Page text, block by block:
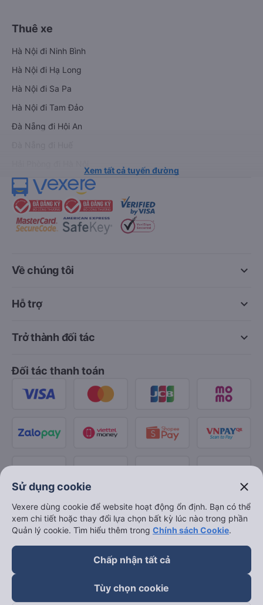
Thuê xe
Hà Nội đi Ninh Bình
Hà Nội đi Hạ Long
Hà Nội đi Sa Pa
Hà Nội đi Tam Đảo
Đà Nẵng đi Hội An
Xem tất cả tuyến đường
keyboard_arrow_down
Về chúng tôi
keyboard_arrow_down
Hỗ trợ
keyboard_arrow_down
Trở thành đối tác
Đối tác thanh toán
Sử dụng cookie close
Vexere dùng cookie để website hoạt động ổn định. Bạn có thể
xem chi tiết hoặc thay đổi lựa chọn bất kỳ lúc nào trong phần
Quản lý cookie. Tìm hiểu thêm trong Chính sách Cookie.
Chấp nhận tất cả
Tùy chọn cookie